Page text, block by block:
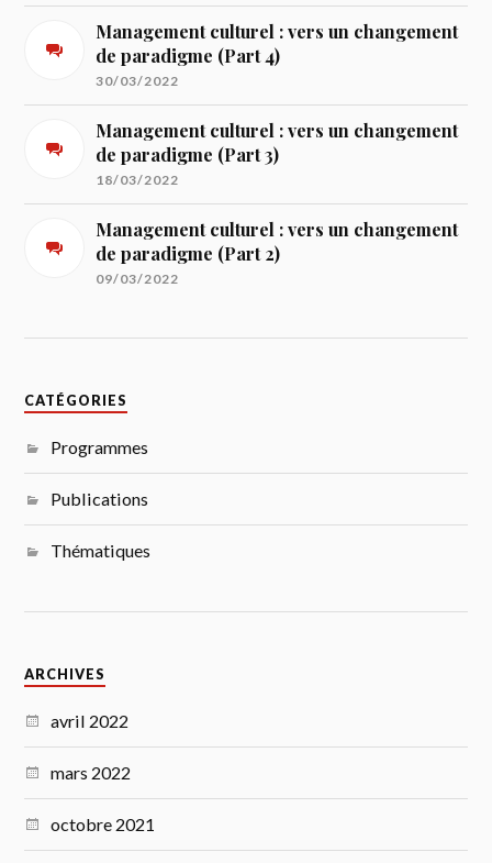
Management culturel : vers un changement
de paradigme (Part 4)
30/03/2022
Management culturel : vers un changement
de paradigme (Part 3)
18/03/2022
Management culturel : vers un changement
de paradigme (Part 2)
09/03/2022
CATÉGORIES
Programmes
Publications
Thématiques
ARCHIVES
avril 2022
mars 2022
octobre 2021